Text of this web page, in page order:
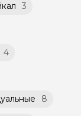
3
4
8